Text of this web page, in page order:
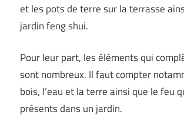
et les pots de terre sur la terrasse
jardin feng shui.
Pour leur part, les éléments qui
sont nombreux. Il faut compter
bois, l’eau et la terre ainsi que le feu
présents dans un jardin.